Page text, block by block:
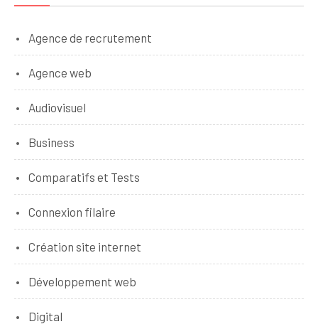
Agence de recrutement
Agence web
Audiovisuel
Business
Comparatifs et Tests
Connexion filaire
Création site internet
Développement web
Digital